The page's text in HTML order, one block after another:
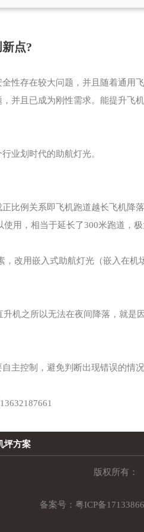
点?
性存在较大问题，并且随着通用
并且已成为刚性需求。能提升飞
业划时代的助航灯光。
比例关系即飞机跑道越长飞机降
用，相当于延长了300米跑道，
改用嵌入式助航灯光（嵌入在机
机之所以无法在夜间降落，就是
主控制，避免判断出现错误的情况
坪方案
版权所有
备案号： 粤ICP备